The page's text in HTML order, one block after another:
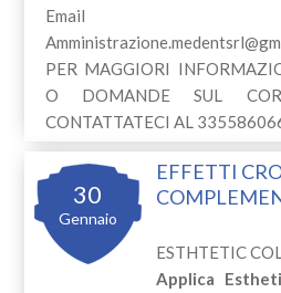
Email
PER MAGGIORI
O DOMANDE SUL
CONTATTATECI AL
30
Gennaio
EFFETTI
ESTHTETIC
Applica